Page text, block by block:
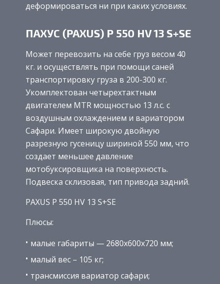
деформироваться ни при каких условиях.
ПАХУС (PAXUS) Р 550 HV 13 S+SE
Может перевозить на себе груз весом 40
кг. и осуществлять при помощи саней
транспортировку груза в 200-300 кг.
Укомплектован четырехтактным
двигателем MTR мощностью 13 л.с. с
воздушным охлаждением и вариатором
Сафари. Имеет широкую двойную
разрезную гусеницу шириной 550 мм, что
создает меньшее давление
мотобуксировщика на поверхность.
Подвеска склизовая, тип привода задний.
PAXUS Р 550 HV 13 S+SE
Плюсы:
малые габариты — 2680х600х720 мм;
малый вес – 105 кг;
трансмиссия вариатор сафари;